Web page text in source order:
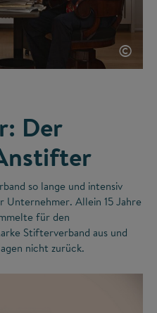
©
Der
so lange und intensiv
Unternehmer. Allein 15 Jahre
für den
Stifterverband aus und
nicht zurück.